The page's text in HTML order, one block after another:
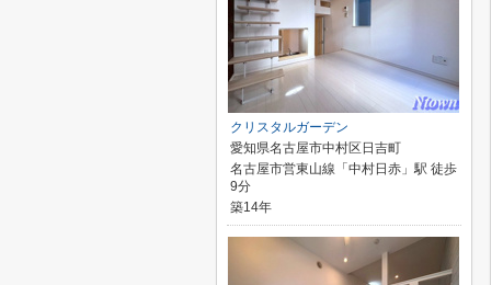
クリスタルガーデン
愛知県名古屋市中村区日吉町
名古屋市営東山線「中村日赤」駅 徒歩
9分
築14年